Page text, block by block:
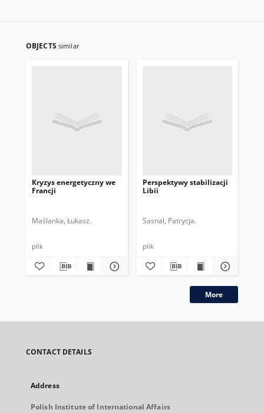
OBJECTS similar
Kryzys energetyczny we
Francji
Maślanka, Łukasz.
plik
Perspektywy stabilizacji
Libii
Sasnal, Patrycja.
plik
More
CONTACT DETAILS
Address
Polish Institute of International Affairs